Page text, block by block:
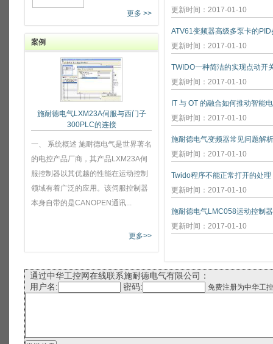
更多 >>
案例
施耐德电气LXM23A伺服与西门子
300PLC的连接
一、 系统概述 施耐德电气是世界著名
的电控产品厂商，其产品LXM23A伺
服控制器以其优越的性能在运动控制
领域有着广泛的应用。该伺服控制器
本身自带的是CANOPEN通讯...
更多>>
更新时间：2017-01-10
ATV61变频器高级多泵卡的
更新时间：2017-01-10
TWIDO一种简洁的实现点动开
更新时间：2017-01-10
IT 与 OT 的融合如何推动智能
更新时间：2017-01-10
施耐德电气变频器常见问题解析
更新时间：2017-01-10
Twido程序不能正常打开的处理
更新时间：2017-01-10
施耐德电气LMC058运动控制
更新时间：2017-01-10
通过中华工控网在线联系施耐德电气有限公司：
用户名:
密码: 免费注册为中华工